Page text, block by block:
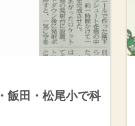
飯田・松尾小で科